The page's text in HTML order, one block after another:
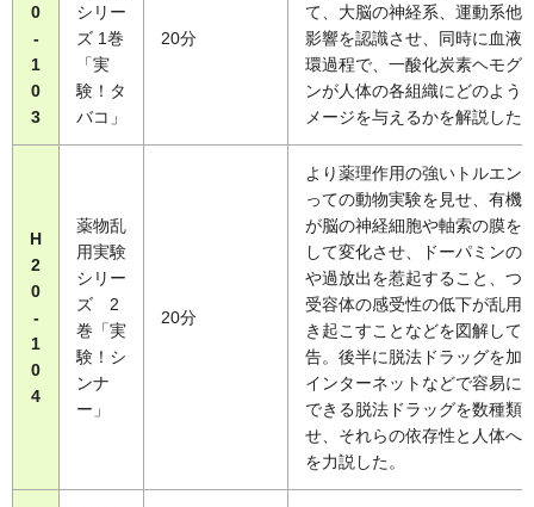
0
-
1
0
3
シリー
ズ 1巻
「実
験！タ
バコ」
20分
て、大脳の神経系、運動系他
影響を認識させ、同時に血液
環過程で、一酸化炭素ヘモグ
ンが人体の各組織にどのよう
メージを与えるかを解説した
H
2
0
-
1
0
4
薬物乱
用実験
シリー
ズ 2
巻「実
験！シ
ンナ
ー」
20分
より薬理作用の強いトルエン
っての動物実験を見せ、有機
が脳の神経細胞や軸索の膜を
して変化させ、ドーパミンの
や過放出を惹起すること、つ
受容体の感受性の低下が乱用
き起こすことなどを図解して
告。後半に脱法ドラッグを加
インターネットなどで容易に
できる脱法ドラッグを数種類
せ、それらの依存性と人体へ
を力説した。